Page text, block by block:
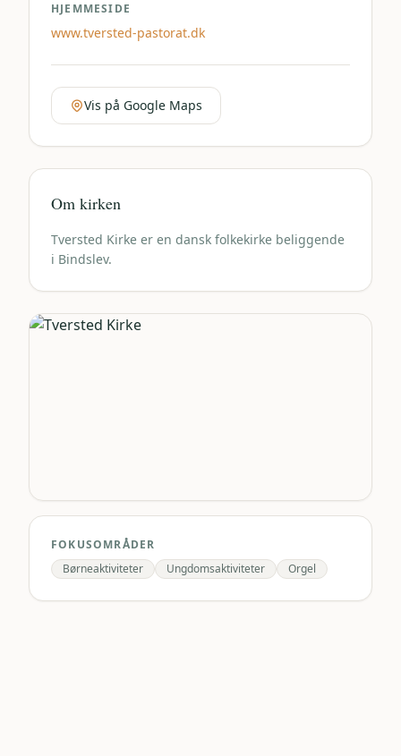
HJEMMESIDE
www.tversted-pastorat.dk
Vis på Google Maps
Om kirken
Tversted Kirke er en dansk folkekirke beliggende
i Bindslev.
FOKUSOMRÅDER
Børneaktiviteter
Ungdomsaktiviteter Orgel